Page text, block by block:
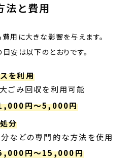
法と費用
用に大きな影響を与えます。
安は以下のとおりです。
を利用
ごみ回収を利用可能
円～5,000円
分
などの専門的な方法を使用
円～15,000円